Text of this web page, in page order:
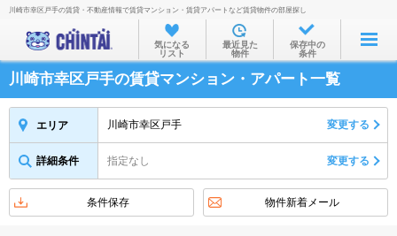
お部屋を探す
沿線・駅から
住所から
物件特集から
不動産会社から
川崎市幸区戸手の賃貸・不動産情報で賃貸マンション・賃貸アパートなど賃貸物件の部屋探し
気になる
リスト
最近見た
物件
保存中の
条件
川崎市幸区戸手の賃貸マンション・アパート一覧
エリア 川崎市幸区戸手 変更する
詳細条件 指定なし 変更する
条件保存 物件新着メール